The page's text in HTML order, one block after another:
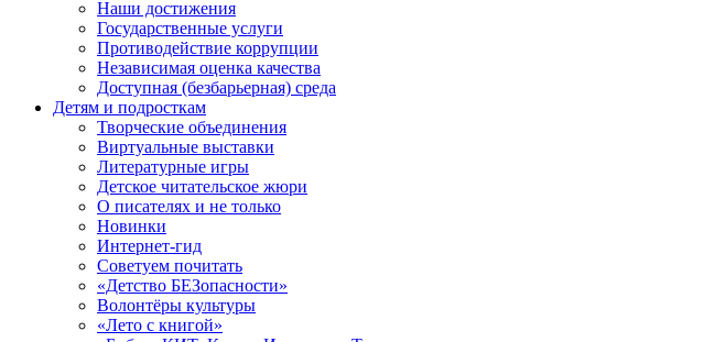
Наши достижения
Государственные услуги
Противодействие коррупции
Независимая оценка качества
Доступная (безбарьерная) среда
Детям и подросткам
Творческие объединения
Виртуальные выставки
Литературные игры
Детское читательское жюри
О писателях и не только
Новинки
Интернет-гид
Советуем почитать
«Детство БЕЗопасности»
Волонтёры культуры
«Лето с книгой»